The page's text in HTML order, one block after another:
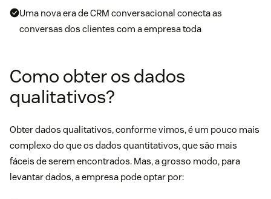
Uma nova era de CRM conversacional conecta as
conversas dos clientes com a empresa toda
Como obter os dados
qualitativos?
Obter dados qualitativos, conforme vimos, é um pouco mais
complexo do que os dados quantitativos, que são mais
fáceis de serem encontrados. Mas, a grosso modo, para
levantar dados, a empresa pode optar por: